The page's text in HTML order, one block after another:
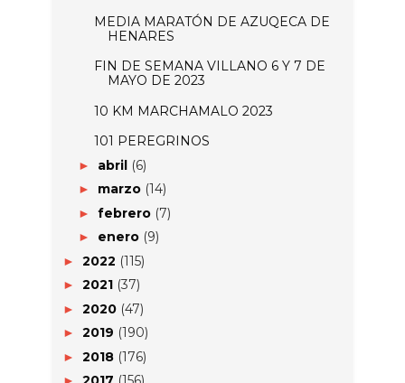
MEDIA MARATÓN DE AZUQECA DE
HENARES
FIN DE SEMANA VILLANO 6 Y 7 DE
MAYO DE 2023
10 KM MARCHAMALO 2023
101 PEREGRINOS
► abril (6)
► marzo (14)
► febrero (7)
► enero (9)
► 2022 (115)
► 2021 (37)
► 2020 (47)
► 2019 (190)
► 2018 (176)